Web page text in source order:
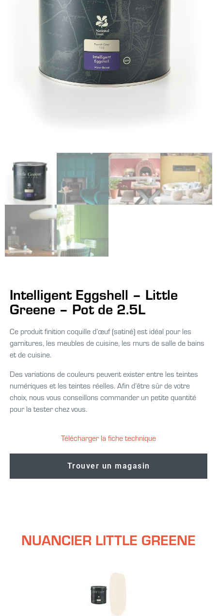
Intelligent Eggshell – Little
Greene – Pot de 2.5L
Ce produit finition coquille d’œuf (satiné) est idéal pour les
garnitures, les meubles de cuisine, les murs de salle de bains
et de cuisine.
Des variations de couleurs peuvent exister entre les teintes
numériques et les teintes réelles. Afin d’être sûr de votre
choix, nous vous conseillons commander un petite quantité
pour la tester chez vous.
Télécharger la fiche technique
Trouver un magasin
NUANCIER LITTLE GREENE